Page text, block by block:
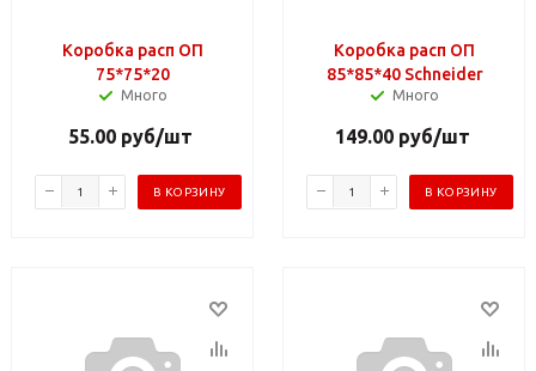
Коробка расп ОП
75*75*20
Много
55.00 руб/шт
В КОРЗИНУ
Коробка расп ОП
85*85*40 Schneider
Много
149.00руб/шт
В КОРЗИНУ